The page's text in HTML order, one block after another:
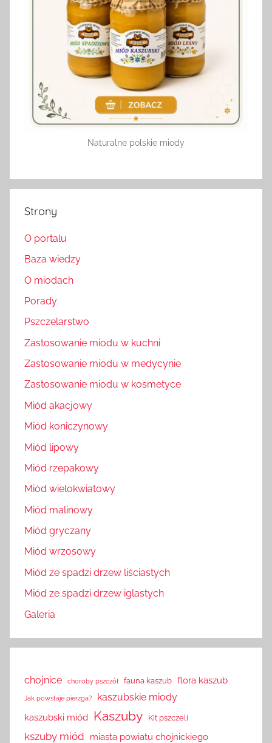
Naturalne polskie miody
Strony
O portalu
Baza wiedzy
O miodach
Porady
Pszczelarstwo
Zastosowanie miodu w kuchni
Zastosowanie miodu w medycynie
Zastosowanie miodu w kosmetyce
Miód akacjowy
Miód koniczynowy
Miód lipowy
Miód rzepakowy
Miód wielokwiatowy
Miód malinowy
Miód gryczany
Miód wrzosowy
Miód ze spadzi drzew liściastych
Miód ze spadzi drzew iglastych
Galeria
chojnice choroby pszczół fauna kaszub flora kaszub
Jak powstaje pierzga? kaszubskie miody
kaszubski miód Kaszuby Kit pszczeli
kszuby miód miasta powiatu chojnickiego